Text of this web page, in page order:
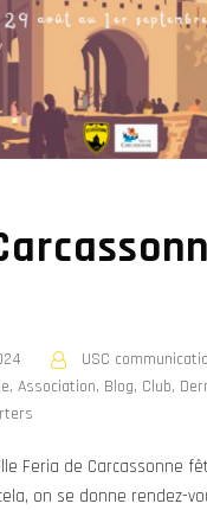
USC
, Association, Blog, Club,
Feria de Carcassonne
on se donne rendez-